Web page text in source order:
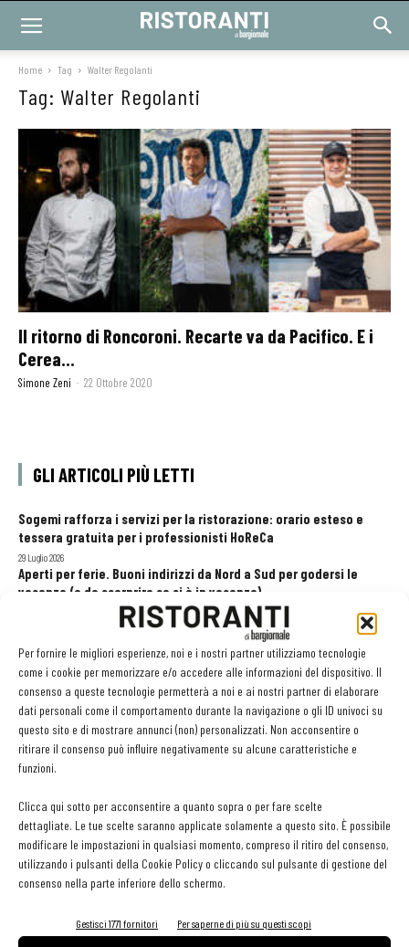
Per fornire le migliori esperienze, noi e i nostri partner utilizziamo tecnologie
come i cookie per memorizzare e/o accedere alle informazioni del dispositivo. Il
consenso a queste tecnologie permetterà a noi e ai nostri partner di elaborare
dati personali come il comportamento durante la navigazione o gli ID univoci su
questo sito e di mostrare annunci (non) personalizzati. Non acconsentire o
ritirare il consenso può influire negativamente su alcune caratteristiche e
funzioni.
Clicca qui sotto per acconsentire a quanto sopra o per fare scelte
dettagliate. Le tue scelte saranno applicate solamente a questo sito. È possibile
modificare le impostazioni in qualsiasi momento, compreso il ritiro del consenso,
utilizzando i pulsanti della Cookie Policy o cliccando sul pulsante di gestione del
consenso nella parte inferiore dello schermo.
Gestisci 1771 fornitori Per saperne di più su questi scopi
Home Tag Walter Regolanti
Tag: Walter Regolanti
Il ritorno di Roncoroni. Recarte va da Pacifico. E i
Cerea...
Simone Zeni - 22 Ottobre 2020
GLI ARTICOLI PIÙ LETTI
Sogemi rafforza i servizi per la ristorazione: orario esteso e
tessera gratuita per i professionisti HoReCa
29 Luglio 2026
Aperti per ferie. Buoni indirizzi da Nord a Sud per godersi le
vacanze (o da scorprire se si è in vacanza)
Pos, compagni di gestione. Le ultime soluzioni delle aziende
8 Luglio 2026
EDICOLA WEB